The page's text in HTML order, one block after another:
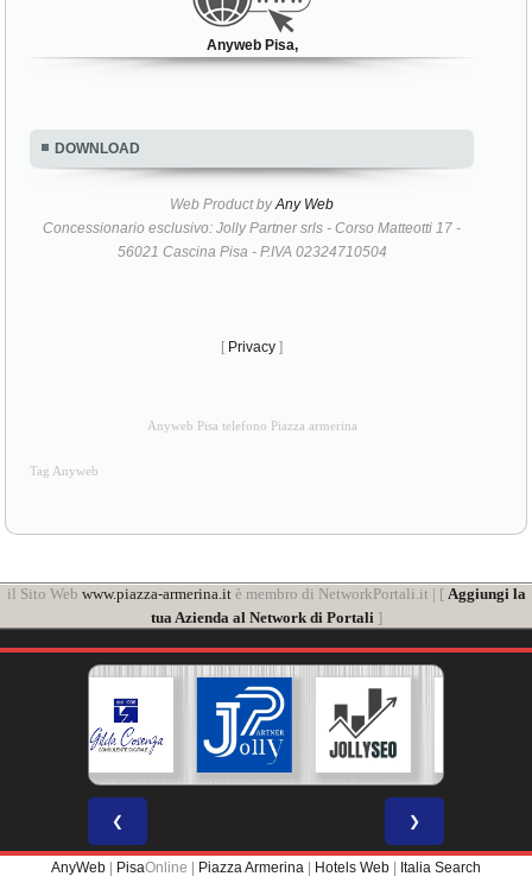
Anyweb Pisa,
DOWNLOAD
Web Product byAny Web
Concessionario esclusivo: Jolly Partner srls - Corso Matteotti 17 -
56021 Cascina Pisa - P.IVA 02324710504
[ Privacy ]
Anyweb Pisa telefono Piazza armerina
Tag Anyweb
il Sito Web www.piazza-armerina.itè membro di NetworkPortali.it | [ Aggiungi la
tua Azienda al Network di Portali ]
❮ ❯
AnyWeb | PisaOnline | Piazza Armerina | Hotels Web | Italia Search